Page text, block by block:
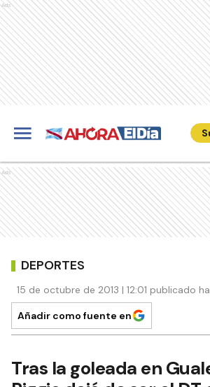
Ads
Ads
DEPORTES
15 de octubre de 2013 | 12:01 publicado
Añadir como fuente en
Tras la goleada en